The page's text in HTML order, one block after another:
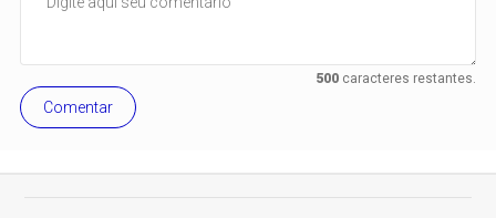
500caracteres restantes.
Comentar